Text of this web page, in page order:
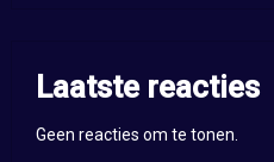
Laatste reacties
Geen reacties om te tonen.